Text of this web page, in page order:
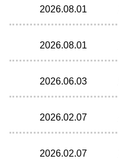
2026.08.01
2026.08.01
2026.06.03
2026.02.07
2026.02.07